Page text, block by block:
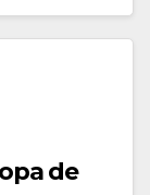
de